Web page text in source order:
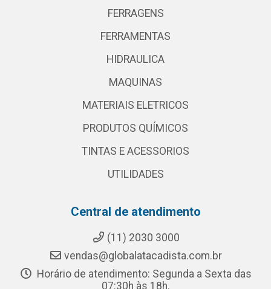
FERRAGENS
FERRAMENTAS
HIDRAULICA
MAQUINAS
MATERIAIS ELETRICOS
PRODUTOS QUÍMICOS
TINTAS E ACESSORIOS
UTILIDADES
Central de atendimento
(11) 2030 3000
vendas@globalatacadista.com.br
Horário de atendimento: Segunda a Sexta das
07:30h às 18h.